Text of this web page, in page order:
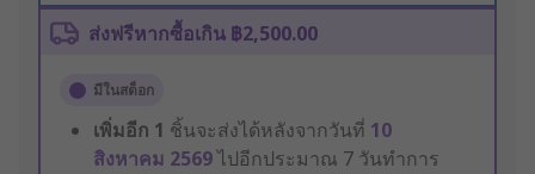
ส่งฟรีหากซื้อเกิน ฿2,500.00
มีในสต็อก
เพิ่มอีก 1 ชิ้นจะส่งได้หลังจากวันที่ 10
สิงหาคม 2569ไปอีกประมาณ 7 วันทำการ